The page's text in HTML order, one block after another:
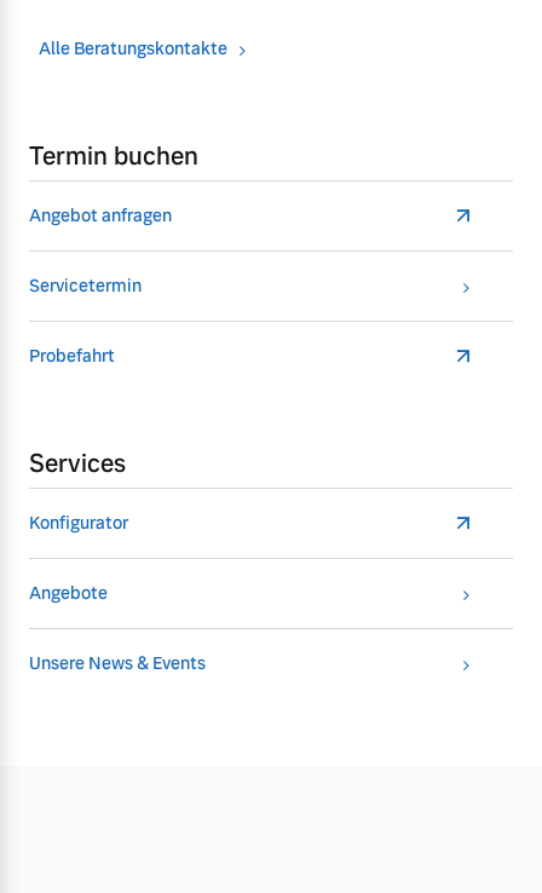
Alle Beratungskontakte
Termin buchen
Angebot anfragen
Servicetermin
Probefahrt
Services
Konfigurator
Angebote
Unsere News & Events